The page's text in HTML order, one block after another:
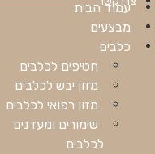
עמוד הבית
מבצעים
כלבים
חטיפים לכלבים
מזון יבש לכלבים
מזון רפואי לכלבים
שימורים ומעדנים
לכלבים